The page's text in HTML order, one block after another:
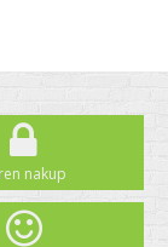
nakup